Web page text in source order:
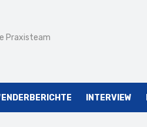
Praxisteam
INTERVIEW